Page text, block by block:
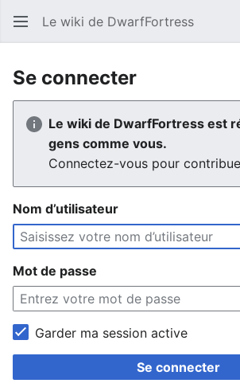
Le wiki de DwarfFortress
Se connecter
Le wiki de DwarfFortress est
gens comme vous.
Connectez-vous pour
Nom d’utilisateur
Mot de passe
Garder ma session active
Se connecter